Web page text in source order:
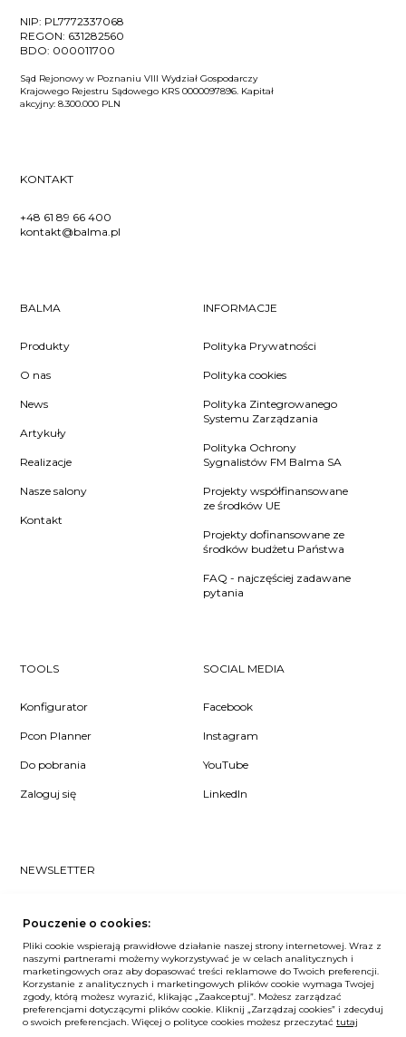
NIP: PL7772337068
REGON: 631282560
BDO: 000011700
Sąd Rejonowy w Poznaniu VIII Wydział Gospodarczy
Krajowego Rejestru Sądowego KRS 0000097896. Kapitał
akcyjny: 8.300.000 PLN
KONTAKT
+48 61 89 66 400
kontakt@balma.pl
BALMA
Produkty
O nas
News
Artykuły
Realizacje
Nasze salony
Kontakt
INFORMACJE
Polityka Prywatności
Polityka cookies
Polityka Zintegrowanego
Systemu Zarządzania
Polityka Ochrony
Sygnalistów FM Balma SA
Projekty współfinansowane
ze środków UE
Projekty dofinansowane ze
środków budżetu Państwa
FAQ - najczęściej zadawane
pytania
TOOLS
Konfigurator
Pcon Planner
Do pobrania
Zaloguj się
SOCIAL MEDIA
Facebook
Instagram
YouTube
LinkedIn
NEWSLETTER
się do naszego #nospam newslettera!
ZAPISZ MNIE
Unia Europejska
Pouczenie o cookies:
Pliki cookie wspierają prawidłowe działanie naszej strony internetowej. Wraz z
naszymi partnerami możemy wykorzystywać je w celach analitycznych i
marketingowych oraz aby dopasować treści reklamowe do Twoich preferencji.
Korzystanie z analitycznych i marketingowych plików cookie wymaga Twojej
zgody, którą możesz wyrazić, klikając „Zaakceptuj”. Możesz zarządzać
preferencjami dotyczącymi plików cookie. Kliknij „Zarządzaj cookies” i zdecyduj
o swoich preferencjach. Więcej o polityce cookies możesz przeczytać tutaj